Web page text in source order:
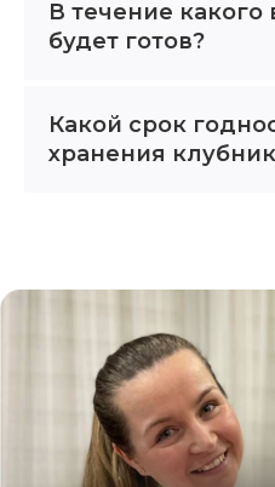
В течение какого
будет готов?
Какой срок
хранения